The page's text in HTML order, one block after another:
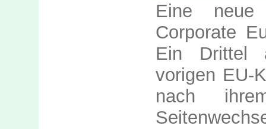
Eine
Corporate
Ein Drittel
vorigen EU-
nach